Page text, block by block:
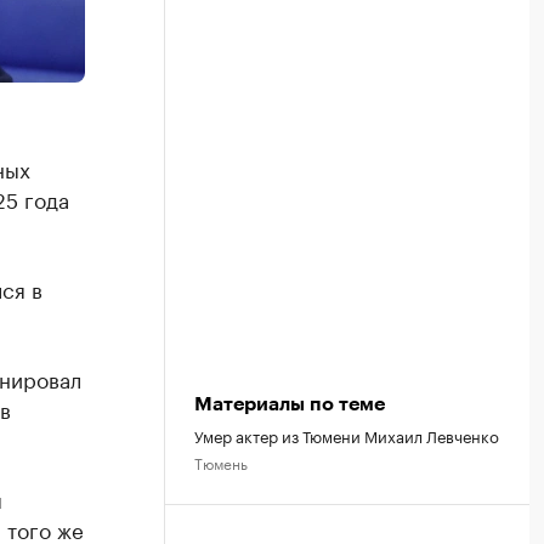
года
в
же
Материалы по теме
Умер актер из Тюмени Михаил Левченко
Тюмень